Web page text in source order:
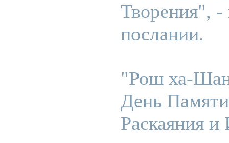
Творения", -
послании.
"Рош ха-
День
Раскаяния и